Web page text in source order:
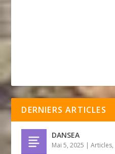
DERNIERS ARTICLES
DANSEA
Mai 5, 2025 |Articles,